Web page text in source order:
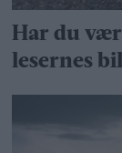
Har du
lesernes